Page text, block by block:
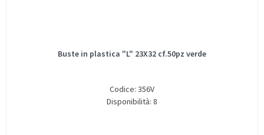
Buste in plastica "L" 23X32 cf.50pz verde
Codice: 356V
Disponibilità: 8